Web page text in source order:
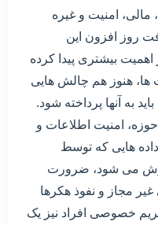
امنیت و غیره
روز افزون این
بیشتری پیدا کرده
ها، هنوز هم چالش هایی
به آنها پرداخته شود.
امنیت اطلاعات و
هایی که توسط
می شود، ضرورت
مجاز و نفوذ هکرها
خصوصی افراد نیز یک